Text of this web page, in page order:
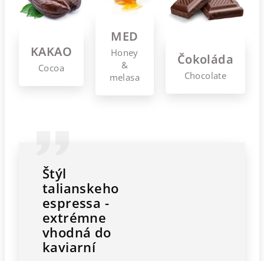
KAKAO
Cocoa
MED
Honey
&
melasa
Čokoláda
Chocolate
Štýl
talianskeho
espressa -
extrémne
vhodná do
kaviarní